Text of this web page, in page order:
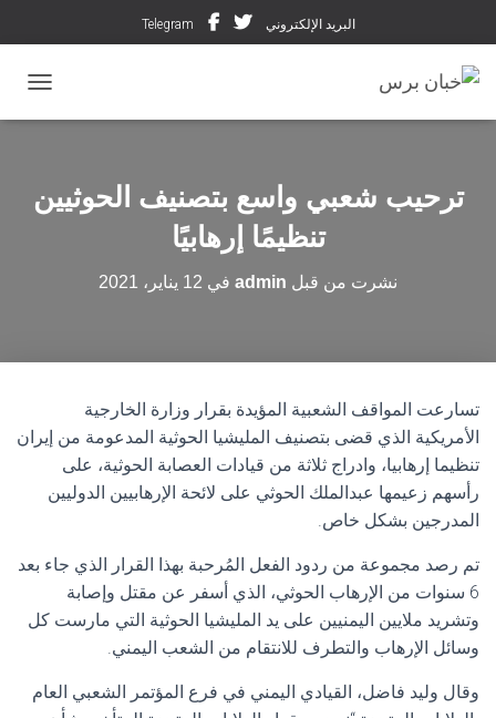
البريد الإلكتروني Telegram
ترحيب شعبي واسع بتصنيف الحوثيين
تنظيمًا إرهابيًا
نشرت من قبل admin في 12 يناير، 2021
تسارعت المواقف الشعبية المؤيدة بقرار وزارة الخارجية
الأمريكية الذي قضى بتصنيف المليشيا الحوثية المدعومة من إيران
تنظيما إرهابيا، وادراج ثلاثة من قيادات العصابة الحوثية، على
رأسهم زعيمها عبدالملك الحوثي على لائحة الإرهابيين الدوليين
المدرجين بشكل خاص.
تم رصد مجموعة من ردود الفعل المُرحبة بهذا القرار الذي جاء بعد
6 سنوات من الإرهاب الحوثي، الذي أسفر عن مقتل وإصابة
وتشريد ملايين اليمنيين على يد المليشيا الحوثية التي مارست كل
وسائل الإرهاب والتطرف للانتقام من الشعب اليمني.
وقال وليد فاضل، القيادي اليمني في فرع المؤتمر الشعبي العام